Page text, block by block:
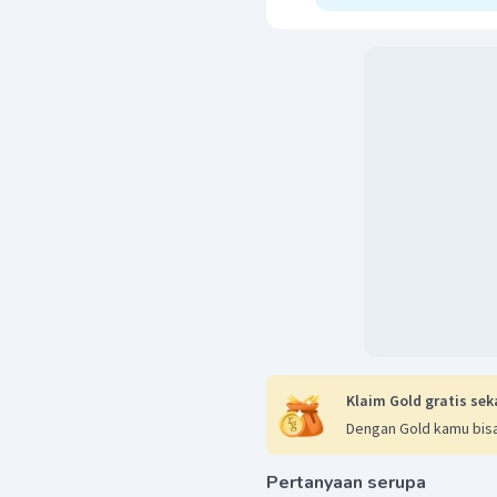
dahulu jumlah
Klaim Gold gratis
Dengan Gold kamu
Pertanyaan serupa